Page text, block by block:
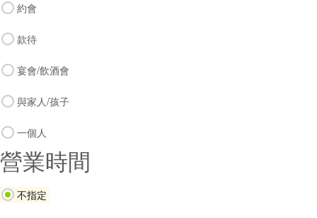
約會
款待
宴會/飲酒會
與家人/孩子
一個人
營業時間
不指定